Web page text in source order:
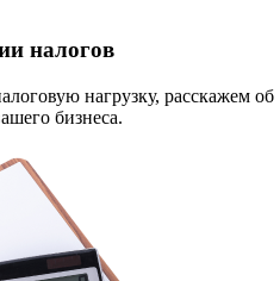
налогов
нагрузку, расскажем об
бизнеса.